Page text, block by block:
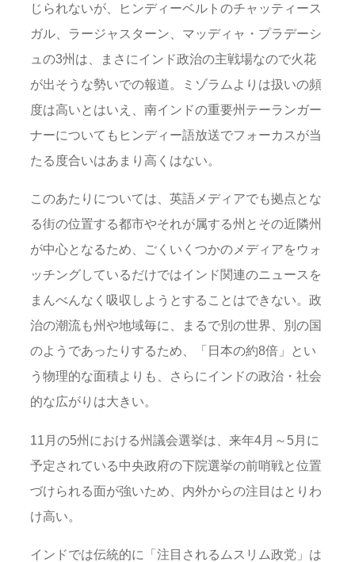
じられないが、ヒンディーベルトのチャッティース
ガル、ラージャスターン、マッディャ・プラデーシ
ュの3州は、まさにインド政治の主戦場なので火花
が出そうな勢いでの報道。ミゾラムよりは扱いの頻
度は高いとはいえ、南インドの重要州テーランガー
ナーについてもヒンディー語放送でフォーカスが当
たる度合いはあまり高くはない。
このあたりについては、英語メディアでも拠点とな
る街の位置する都市やそれが属する州とその近隣州
が中心となるため、ごくいくつかのメディアをウォ
ッチングしているだけではインド関連のニュースを
まんべんなく吸収しようとすることはできない。政
治の潮流も州や地域毎に、まるで別の世界、別の国
のようであったりするため、「日本の約8倍」とい
う物理的な面積よりも、さらにインドの政治・社会
的な広がりは大きい。
11月の5州における州議会選挙は、来年4月～5月に
予定されている中央政府の下院選挙の前哨戦と位置
づけられる面が強いため、内外からの注目はとりわ
け高い。
インドでは伝統的に「注目されるムスリム政党」は